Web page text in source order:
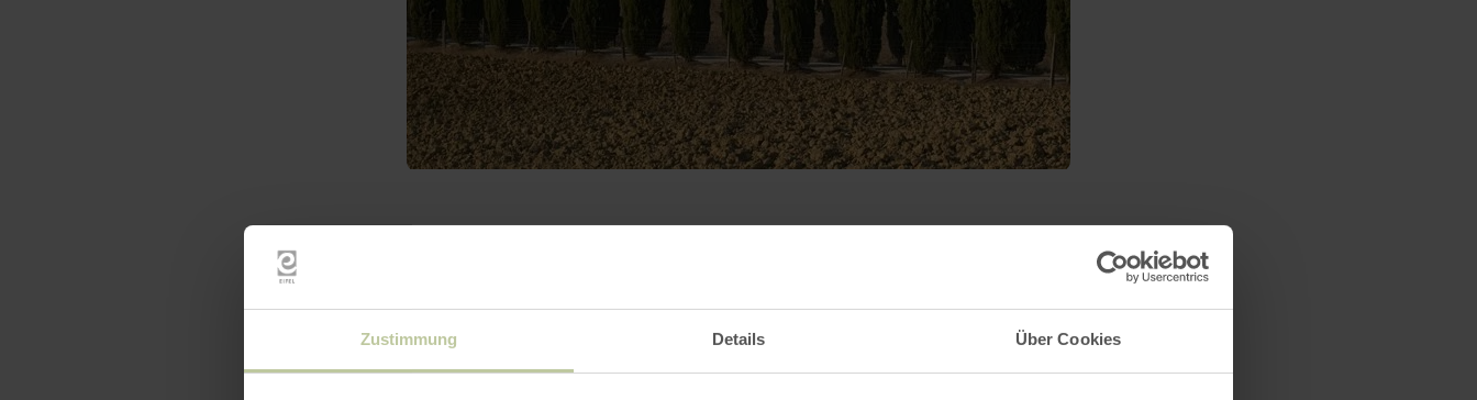
Zustimmung Details Über Cookies
Contact